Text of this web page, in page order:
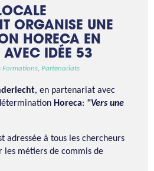
ORGANISE UNE
HORECA EN
AVEC IDÉE 53
Formations, Partenariats
, en partenariat avec
Horeca: "Vers une
adressée à tous les chercheurs
les métiers de commis de